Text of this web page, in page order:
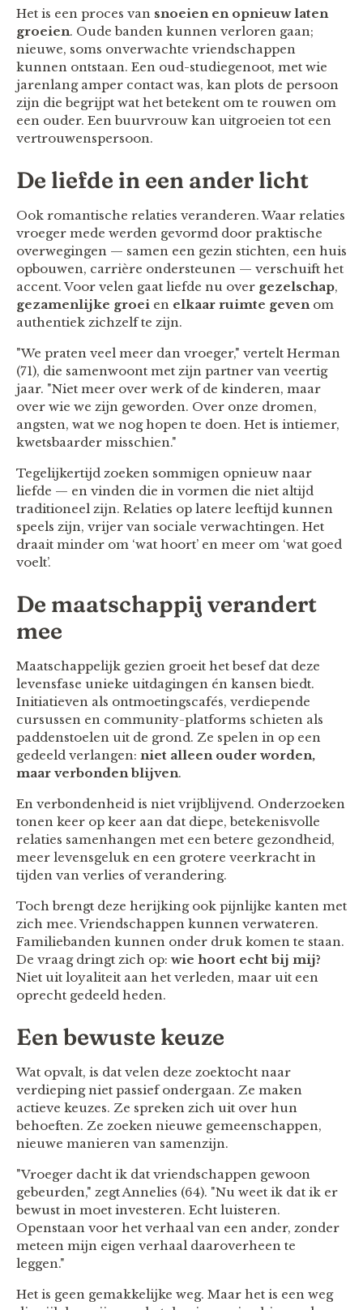
Het is een proces van snoeien en opnieuw laten
groeien. Oude banden kunnen verloren gaan;
nieuwe, soms onverwachte vriendschappen
kunnen ontstaan. Een oud-studiegenoot, met wie
jarenlang amper contact was, kan plots de persoon
zijn die begrijpt wat het betekent om te rouwen om
een ouder. Een buurvrouw kan uitgroeien tot een
vertrouwenspersoon.
De liefde in een ander licht
Ook romantische relaties veranderen. Waar relaties
vroeger mede werden gevormd door praktische
overwegingen — samen een gezin stichten, een huis
opbouwen, carrière ondersteunen — verschuift het
accent. Voor velen gaat liefde nu over gezelschap,
gezamenlijke groei en elkaar ruimte gevenom
authentiek zichzelf te zijn.
"We praten veel meer dan vroeger," vertelt Herman
(71), die samenwoont met zijn partner van veertig
jaar. "Niet meer over werk of de kinderen, maar
over wie we zijn geworden. Over onze dromen,
angsten, wat we nog hopen te doen. Het is intiemer,
kwetsbaarder misschien."
Tegelijkertijd zoeken sommigen opnieuw naar
liefde — en vinden die in vormen die niet altijd
traditioneel zijn. Relaties op latere leeftijd kunnen
speels zijn, vrijer van sociale verwachtingen. Het
draait minder om ‘wat hoort’ en meer om ‘wat goed
voelt’.
De maatschappij verandert
mee
Maatschappelijk gezien groeit het besef dat deze
levensfase unieke uitdagingen én kansen biedt.
Initiatieven als ontmoetingscafés, verdiepende
cursussen en community-platforms schieten als
paddenstoelen uit de grond. Ze spelen in op een
gedeeld verlangen: niet alleen ouder worden,
maar verbonden blijven.
En verbondenheid is niet vrijblijvend. Onderzoeken
tonen keer op keer aan dat diepe, betekenisvolle
relaties samenhangen met een betere gezondheid,
meer levensgeluk en een grotere veerkracht in
tijden van verlies of verandering.
Toch brengt deze herijking ook pijnlijke kanten met
zich mee. Vriendschappen kunnen verwateren.
Familiebanden kunnen onder druk komen te staan.
De vraag dringt zich op: wie hoort echt bij mij?
Niet uit loyaliteit aan het verleden, maar uit een
oprecht gedeeld heden.
Een bewuste keuze
Wat opvalt, is dat velen deze zoektocht naar
verdieping niet passief ondergaan. Ze maken
actieve keuzes. Ze spreken zich uit over hun
behoeften. Ze zoeken nieuwe gemeenschappen,
nieuwe manieren van samenzijn.
"Vroeger dacht ik dat vriendschappen gewoon
gebeurden," zegt Annelies (64). "Nu weet ik dat ik er
bewust in moet investeren. Echt luisteren.
Openstaan voor het verhaal van een ander, zonder
meteen mijn eigen verhaal daaroverheen te
leggen."
Het is geen gemakkelijke weg. Maar het is een weg